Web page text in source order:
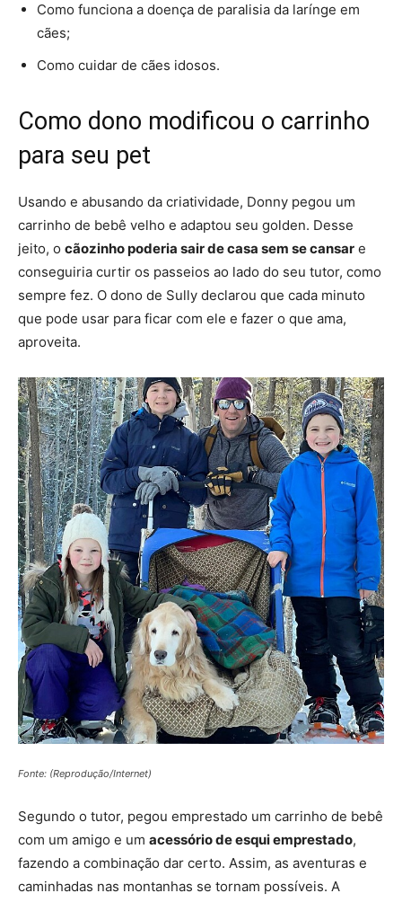
Como funciona a doença de paralisia da larínge em
cães;
Como cuidar de cães idosos.
Como dono modificou o carrinho
para seu pet
Usando e abusando da criatividade, Donny pegou um
carrinho de bebê velho e adaptou seu golden. Desse
jeito, o cãozinho poderia sair de casa sem se cansar e
conseguiria curtir os passeios ao lado do seu tutor, como
sempre fez. O dono de Sully declarou que cada minuto
que pode usar para ficar com ele e fazer o que ama,
aproveita.
Fonte: (Reprodução/Internet)
Segundo o tutor, pegou emprestado um carrinho de bebê
com um amigo e um acessório de esqui emprestado,
fazendo a combinação dar certo. Assim, as aventuras e
caminhadas nas montanhas se tornam possíveis. A